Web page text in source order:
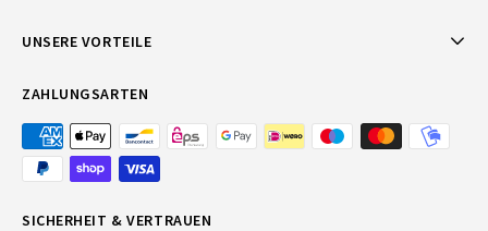
UNSERE VORTEILE
ZAHLUNGSARTEN
SICHERHEIT & VERTRAUEN